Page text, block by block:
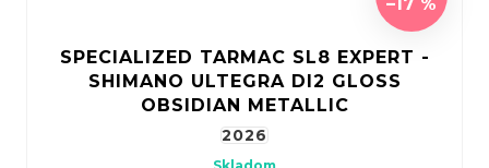
SPECIALIZED TARMAC SL8 EXPERT -
SHIMANO ULTEGRA DI2 GLOSS
OBSIDIAN METALLIC
2026